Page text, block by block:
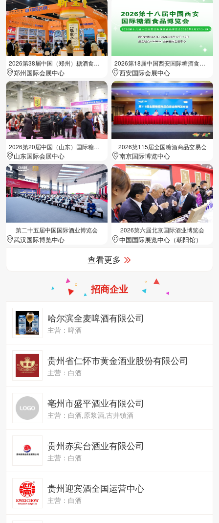
2026第38届中国（郑州）糖酒食品交易会
郑州国际会展中心
2026第18届中国西安国际糖酒食品展览会
西安国际会展中心
2026第20届中国（山东）国际糖酒食品交易会
山东国际会展中心
2026第115届全国糖酒商品交易会
南京国际博览中心
第二十五届中国国际酒业博览会
武汉国际博览中心
2026第六届北京国际酒业博览会
中国国际展览中心（朝阳馆）
查看更多
招商企业
哈尔滨全麦啤酒有限公司
主营：啤酒
贵州省仁怀市黄金酒业股份有限公司
主营：白酒
亳州市盛平酒业有限公司
主营：白酒,原浆酒,古井镇酒
贵州赤宾台酒业有限公司
主营：白酒
贵州迎宾酒全国运营中心
主营：白酒